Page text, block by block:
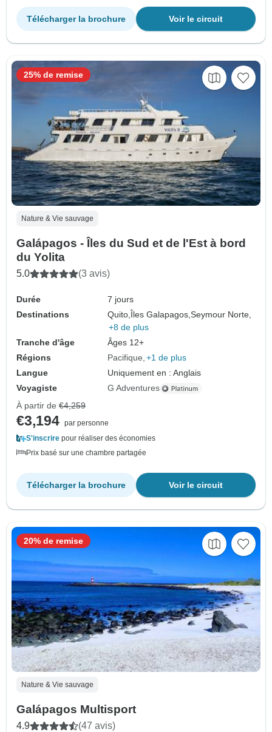
Voir le circuit
Télécharger la brochure
Nature & Vie sauvage
Galápagos - Îles du Sud et de l'Est à bord
du Yolita
5.0 (3 avis)
Durée
7 jours
Destinations
Quito, Îles Galapagos,Seymour Norte,
+8 de plus
Tranche d'âge
Âges 12+
Régions
Pacifique +1 de plus
Langue
Uniquement en : Anglais
Voyagiste
G Adventures
25% de remise
À partir de €4,259
€3,194 par personne
S'inscrire pour réaliser des économies
Prix basé sur une chambre partagée
Voir le circuit
Télécharger la brochure
Nature & Vie sauvage
Galápagos Multisport
4.9 (47 avis)
20% de remise